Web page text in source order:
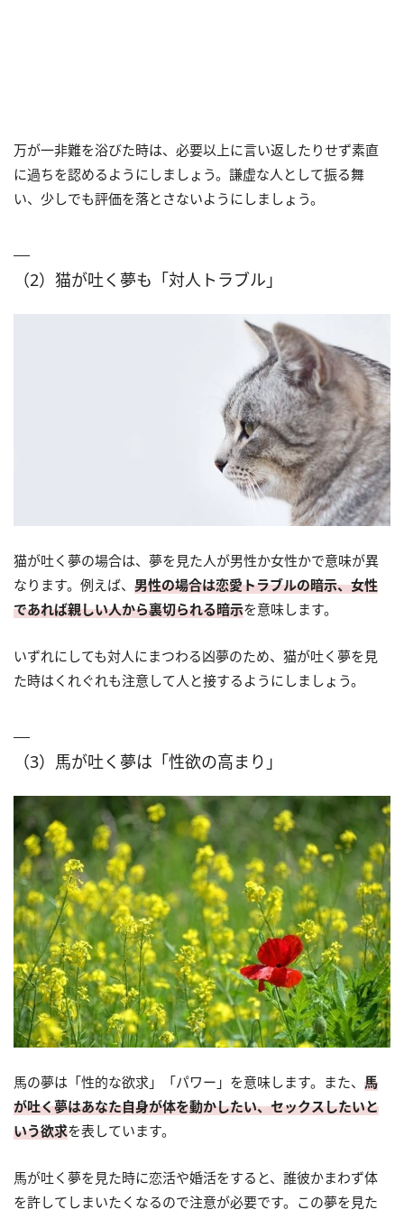
万が一非難を浴びた時は、必要以上に言い返したりせず素直
に過ちを認めるようにしましょう。謙虚な人として振る舞
い、少しでも評価を落とさないようにしましょう。
（2）猫が吐く夢も「対人トラブル」
猫が吐く夢の場合は、夢を見た人が男性か女性かで意味が異
なります。例えば、 男性の場合は恋愛トラブルの暗示、女性
であれば親しい人から裏切られる暗示を意味します。
いずれにしても対人にまつわる凶夢のため、猫が吐く夢を見
た時はくれぐれも注意して人と接するようにしましょう。
（3）馬が吐く夢は「性欲の高まり」
馬の夢は「性的な欲求」「パワー」を意味します。また、 馬
が吐く夢はあなた自身が体を動かしたい、セックスしたいと
いう欲求を表しています。
馬が吐く夢を見た時に恋活や婚活をすると、誰彼かまわず体
を許してしまいたくなるので注意が必要です。この夢を見た